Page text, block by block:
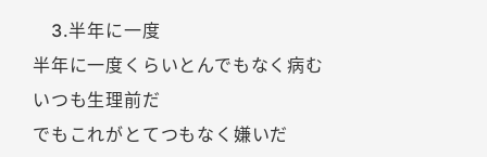
3.半年に一度
半年に一度くらいとんでもなく病む
いつも生理前だ
でもこれがとてつもなく嫌いだ